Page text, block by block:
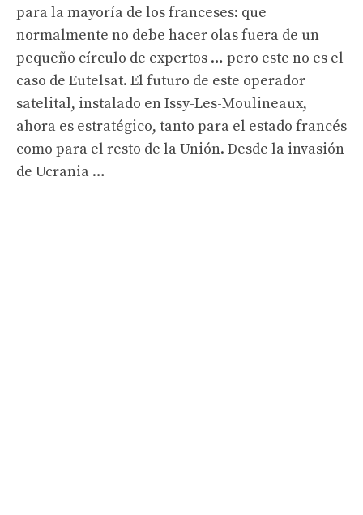
para la mayoría de los franceses: que
normalmente no debe hacer olas fuera de un
pequeño círculo de expertos … pero este no es el
caso de Eutelsat. El futuro de este operador
satelital, instalado en Issy-Les-Moulineaux,
ahora es estratégico, tanto para el estado francés
como para el resto de la Unión. Desde la invasión
de Ucrania …